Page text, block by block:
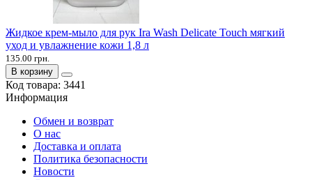
Жидкое крем-мыло для рук Ira Wash Delicate Touch мягкий
уход и увлажнение кожи 1,8 л
135.00 грн.
В корзину
Код товара: 3441
Информация
Обмен и возврат
О нас
Доставка и оплата
Политика безопасности
Новости